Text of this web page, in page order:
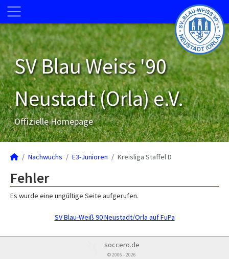
SV Blau Weiss '90
Neustadt (Orla) e.V.
Offizielle Homepage
Nachwuchs E3-Junioren Kreisliga Staffel D
Fehler
Es wurde eine ungültige Seite aufgerufen.
SV Blau-Weiß 90 Neustadt/Orla auf FuPa
soccero.de
© 2006 - 2026